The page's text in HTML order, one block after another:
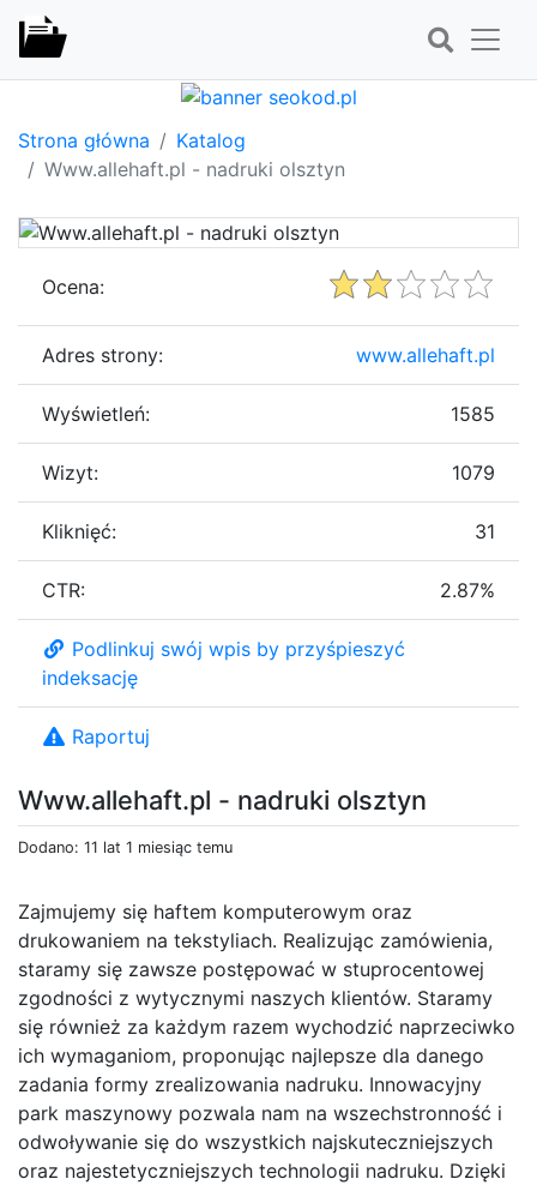
Strona główna
Katalog
Www.allehaft.pl - nadruki olsztyn
Www.allehaft.pl - nadruki olsztyn
Dodano: 11 lat 1 miesiąc temu
Zajmujemy się haftem komputerowym oraz
drukowaniem na tekstyliach. Realizując zamówienia,
staramy się zawsze postępować w stuprocentowej
zgodności z wytycznymi naszych klientów. Staramy
się również za każdym razem wychodzić naprzeciwko
ich wymaganiom, proponując najlepsze dla danego
zadania formy zrealizowania nadruku. Innowacyjny
park maszynowy pozwala nam na wszechstronność i
odwoływanie się do wszystkich najskuteczniejszych
oraz najestetyczniejszych technologii nadruku. Dzięki
Ocena:
Adres strony: www.allehaft.pl
Wyświetleń: 1585
Wizyt: 1079
Kliknięć: 31
CTR: 2.87%
Podlinkuj swój wpis by przyśpieszyć
indeksację
Raportuj